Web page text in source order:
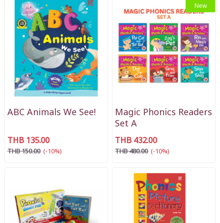
ABC Animals We See!
THB 135.00
THB 150.00 (-10%)
New
Magic Phonics Readers
Set A
THB 432.00
THB 480.00 (-10%)